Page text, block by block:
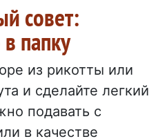
совет:
папку
из рикотты или
и сделайте легкий
подавать с
в качестве